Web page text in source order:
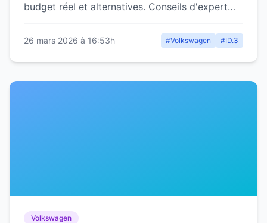
budget réel et alternatives. Conseils d'expert
26 mars 2026 à 16:53h #Volkswagen #ID.3
Volkswagen